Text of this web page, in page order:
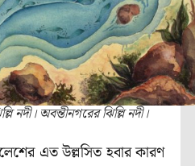
নদী। অবন্তীনগরের ঝিল্লি নদী।
এত উল্লসিত হবার কারণ